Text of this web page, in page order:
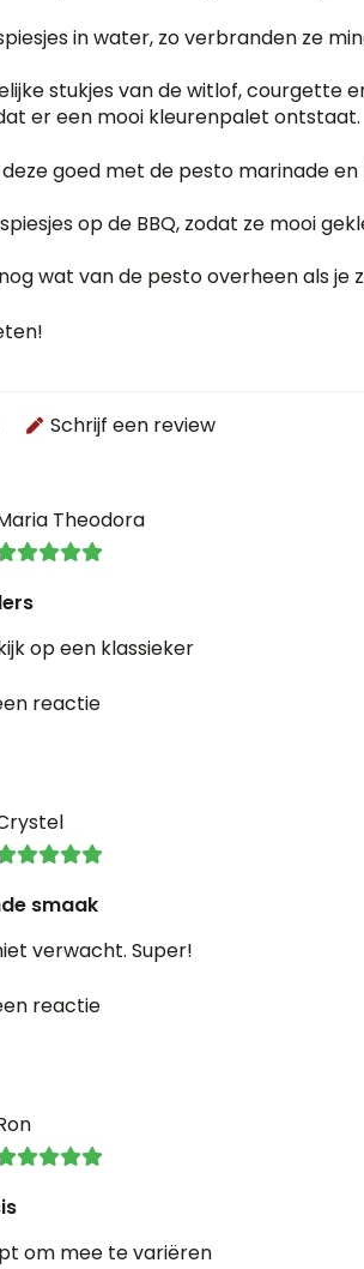
in water, zo verbranden ze
stukjes van de witlof, courgette
er een mooi kleurenpalet ontstaat.
goed met de pesto marinade
op de BBQ, zodat ze mooi
wat van de pesto overheen als je
Schrijf een review
Theodora
op een klassieker
reactie
smaak
verwacht. Super!
reactie
om mee te variëren